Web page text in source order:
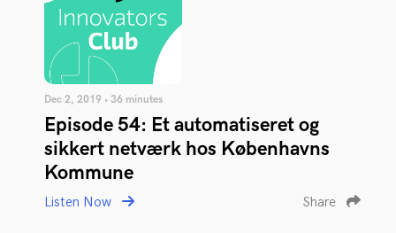
Dec 2, 2019 • 36 minutes
Episode 54: Et automatiseret og
sikkert netværk hos Københavns
Kommune
Listen Now Share